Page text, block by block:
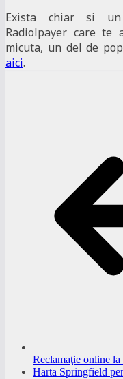
Exista chiar si un
Radiolpayer care
micuta, un del de
aici.
Reclamaţie online la
Harta Springfield